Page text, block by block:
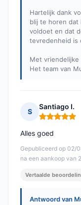
Hartelijk dank
blij te horen dat
voldoet en dat
tevredenheid is
Met vriendelijke
Het team van
S
Santiago I.
Opmerking:
Gepubliceerd op 02/
na een aankoop van
Alles goed
Vertaalde
Antwoord van